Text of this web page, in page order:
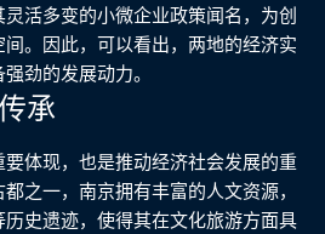
活多变的小微企业政策闻名，为创
。因此，可以看出，两地的经济实
劲的发展动力。
承
体现，也是推动经济社会发展的重
之一，南京拥有丰富的人文资源，
史遗迹，使得其在文化旅游方面具